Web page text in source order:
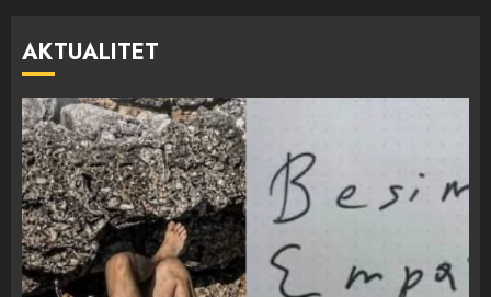
AKTUALITET